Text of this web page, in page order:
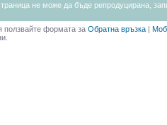
не може да бъде репродуцирана,
ползвайте формата за Обратна връзка |